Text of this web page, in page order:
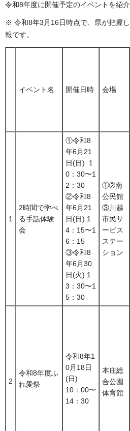
令和8年度に開催予定のイベントを紹介
※ 令和8年3月16日時点で、県が把握
報です。
イベント名 開催日時 会場
1
2時間で学べ
る手話体験
会
①令和8
年6月21
日(日) 1
0：30〜1
2：30
②令和8
年6月21
日(日) 1
4：15〜1
6：15
③令和8
年6月30
日(火) 1
3：30〜1
5：30
①➁南
公民館
③川越
市民サ
ービス
ステー
ション
2
令和8年度ふ
れ愛祭
令和8年1
0月18日
(日)
10：00〜
14：30
本庄総
合公園
体育館